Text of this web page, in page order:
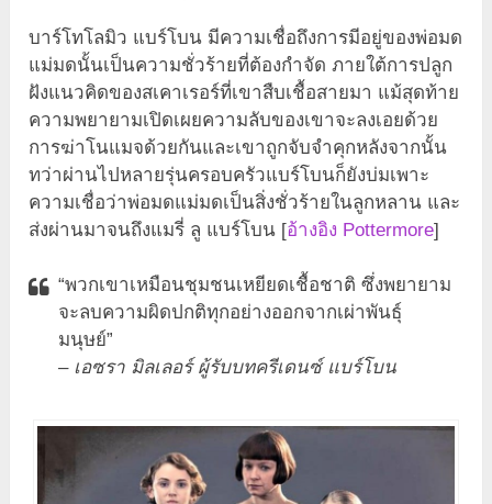
บาร์โทโลมิว แบร์โบน มีความเชื่อถึงการมีอยู่ของพ่อมด
แม่มดนั้นเป็นความชั่วร้ายที่ต้องกำจัด ภายใต้การปลูก
ฝังแนวคิดของสเคาเรอร์ที่เขาสืบเชื้อสายมา แม้สุดท้าย
ความพยายามเปิดเผยความลับของเขาจะลงเอยด้วย
การฆ่าโนแมจด้วยกันและเขาถูกจับจำคุกหลังจากนั้น
ทว่าผ่านไปหลายรุ่นครอบครัวแบร์โบนก็ยังบ่มเพาะ
ความเชื่อว่าพ่อมดแม่มดเป็นสิ่งชั่วร้ายในลูกหลาน และ
ส่งผ่านมาจนถึงแมรี่ ลู แบร์โบน [อ้างอิง Pottermore]
“พวกเขาเหมือนชุมชนเหยียดเชื้อชาติ ซึ่งพยายาม
จะลบความผิดปกติทุกอย่างออกจากเผ่าพันธุ์
มนุษย์”
– เอซรา มิลเลอร์ ผู้รับบทครีเดนซ์ แบร์โบน